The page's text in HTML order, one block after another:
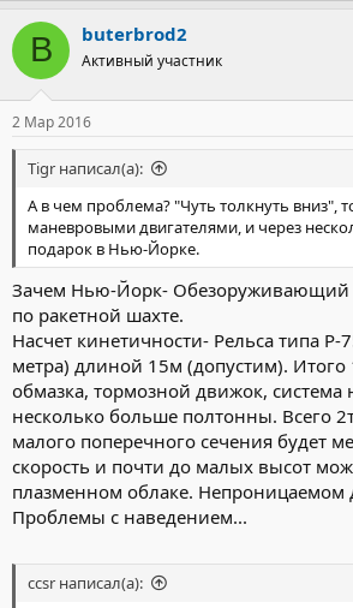
B buterbrod2
Активный участник
2 Мар 2016
Tigr написал(а):
А в чем проблема? "Чуть толкнуть вниз",
маневровыми двигателями, и через
подарок в Нью-Йорке.
Зачем Нью-Йорк- Обезоруживающий
по ракетной шахте.
Насчет кинетичности- Рельса типа Р-
метра) длиной 15м (допустим). Итого
обмазка, тормозной движок, система
несколько больше полтонны. Всего
малого поперечного сечения будет
скорость и почти до малых высот
плазменном облаке. Непроницаемом
Проблемы с наведением...
ccsr написал(а):